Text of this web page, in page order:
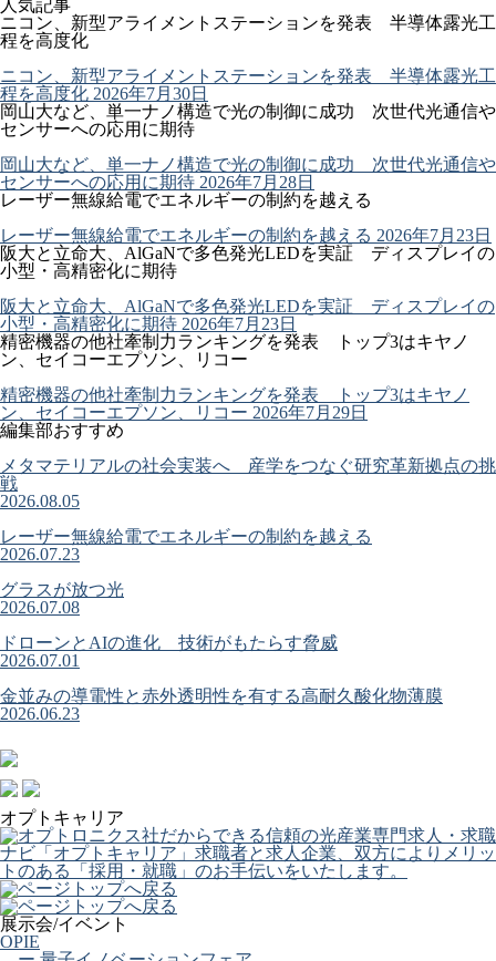
人気記事
ニコン、新型アライメントステーションを発表 半導体露光工
程を高度化
ニコン、新型アライメントステーションを発表 半導体露光工
程を高度化 2026年7月30日
岡山大など、単一ナノ構造で光の制御に成功 次世代光通信や
センサーへの応用に期待
岡山大など、単一ナノ構造で光の制御に成功 次世代光通信や
センサーへの応用に期待 2026年7月28日
レーザー無線給電でエネルギーの制約を越える
レーザー無線給電でエネルギーの制約を越える 2026年7月23日
阪大と立命大、AlGaNで多色発光LEDを実証 ディスプレイの
小型・高精密化に期待
阪大と立命大、AlGaNで多色発光LEDを実証 ディスプレイの
小型・高精密化に期待 2026年7月23日
精密機器の他社牽制力ランキングを発表 トップ3はキヤノ
ン、セイコーエプソン、リコー
精密機器の他社牽制力ランキングを発表 トップ3はキヤノ
ン、セイコーエプソン、リコー 2026年7月29日
編集部おすすめ
メタマテリアルの社会実装へ 産学をつなぐ研究革新拠点の挑
戦
2026.08.05
レーザー無線給電でエネルギーの制約を越える
2026.07.23
グラスが放つ光
2026.07.08
ドローンとAIの進化 技術がもたらす脅威
2026.07.01
金並みの導電性と赤外透明性を有する高耐久酸化物薄膜
2026.06.23
オプトキャリア
展示会/イベント
OPIE